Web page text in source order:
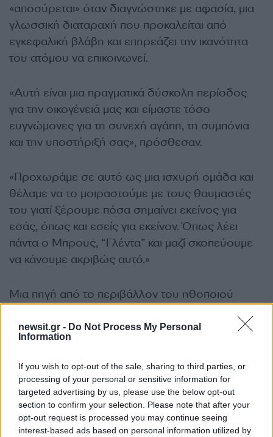
newsit.gr - Do Not Process My Personal
Information
If you wish to opt-out of the sale, sharing to third parties, or
processing of your personal or sensitive information for
targeted advertising by us, please use the below opt-out
section to confirm your selection. Please note that after your
opt-out request is processed you may continue seeing
interest-based ads based on personal information utilized by
«αποσύρεται» όταν διαγνώστηκε με αφασία, μια
γλωσσική διαταραχή που προκαλείται από
εγκεφαλική βλάβη και επηρεάζει την ικανότητα
του ατόμου να επικοινωνεί.
«Αυτή είναι μια πραγματικά δύσκολη περίοδος
για την οικογένειά μας και είμαστε τόσο
ευγνώμονες για τη συνεχή αγάπη, τη συμπόνια
και την υποστήριξή σας», πρόσθεσαν.
«Προχωράμε σε αυτό ως μια ισχυρή ομάδα και
θέλαμε να το μοιραστούμε με τους θαυμαστές
του γιατί ξέρουμε πόσα σημαίνει εκείνος για
εσάς, όπως και εσείς για εκείνον. Όπως λέει
πάντα ο Μπρους, “Γλέντα” και μαζί σκοπεύουμε
να κάνουμε ακριβώς αυτό.»
Μια πηγή από το περιβάλλον του ηθοποιού
μετά τη διάγνωση.
«Ο Μπρους είναι πολύ αγαπητός και όλοι στο
Χόλιγουντ τον υποστηρίζουν και είναι δίπλα του.
Είναι ένας από τους πιο αγαπημένους
κινηματογραφικούς αστέρες», πρόσθεσε η πηγή.
ΔΙΑΦΗΜΙΣΗ